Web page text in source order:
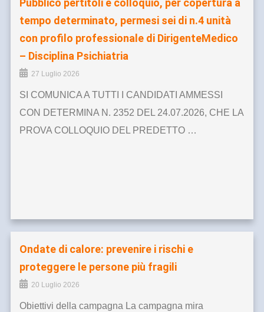
Pubblico pertitoli e colloquio, per copertura a
tempo determinato, permesi sei di n.4 unità
con profilo professionale di DirigenteMedico
– Disciplina Psichiatria
27 Luglio 2026
SI COMUNICA A TUTTI I CANDIDATI AMMESSI
CON DETERMINA N. 2352 DEL 24.07.2026, CHE LA
PROVA COLLOQUIO DEL PREDETTO …
Ondate di calore: prevenire i rischi e
proteggere le persone più fragili
20 Luglio 2026
Obiettivi della campagna La campagna mira